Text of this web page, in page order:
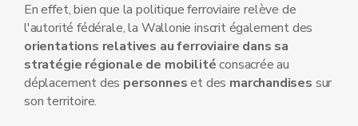
En effet, bien que la politique ferroviaire relève de
l'autorité fédérale, la Wallonie inscrit également des
orientations relatives au ferroviaire dans sa
stratégie régionale de mobilitéconsacrée au
déplacement des personneset des marchandises sur
son territoire.